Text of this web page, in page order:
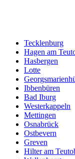
Tecklenburg
Hagen am
Hasbergen
Lotte
Ibbenbüren
Bad Iburg
Westerkappeln
Mettingen
Osnabrück
Ostbevern
Greven
Hilter am